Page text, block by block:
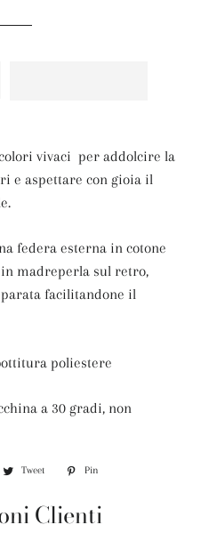
vivaci per addolcire la
e aspettare con gioia il
federa esterna in cotone
madreperla sul retro,
facilitandone il
poliestere
a 30 gradi, non
Tweet
Twitta
Twitter
Pin
Clienti